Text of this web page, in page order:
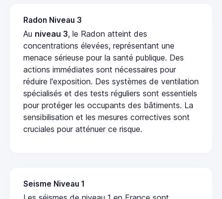
Radon Niveau 3
Au niveau 3, le Radon atteint des
concentrations élevées, représentant une
menace sérieuse pour la santé publique. Des
actions immédiates sont nécessaires pour
réduire l'exposition. Des systèmes de ventilation
spécialisés et des tests réguliers sont essentiels
pour protéger les occupants des bâtiments. La
sensibilisation et les mesures correctives sont
cruciales pour atténuer ce risque.
Seisme Niveau 1